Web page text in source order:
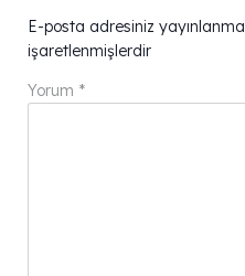
E-posta adresiniz
işaretlenmişlerdir
Yorum *